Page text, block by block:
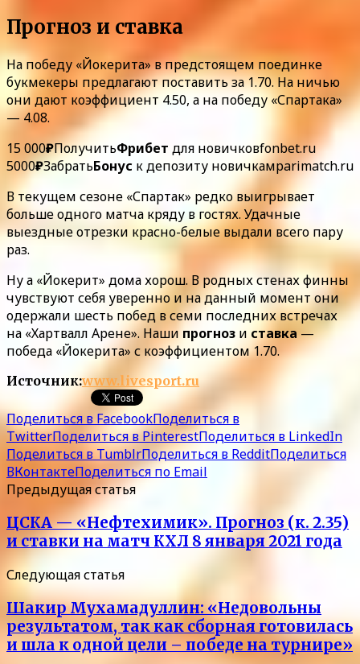
Прогноз и ставка
На победу «Йокерита» в предстоящем поединке
букмекеры предлагают поставить за 1.70. На ничью
они дают коэффициент 4.50, а на победу «Спартака»
— 4.08.
15 000₽ПолучитьФрибет для новичковfonbet.ru
5000₽ЗабратьБонус к депозиту новичкамparimatch.ru
В текущем сезоне «Спартак» редко выигрывает
больше одного матча кряду в гостях. Удачные
выездные отрезки красно-белые выдали всего пару
раз.
Ну а «Йокерит» дома хорош. В родных стенах финны
чувствуют себя уверенно и на данный момент они
одержали шесть побед в семи последних встречах
на «Хартвалл Арене». Наши прогноз и ставка —
победа «Йокерита» с коэффициентом 1.70.
Источник:www.livesport.ru
Поделиться в FacebookПоделиться в
TwitterПоделиться в PinterestПоделиться в LinkedIn
Поделиться в TumblrПоделиться в RedditПоделиться
ВКонтактеПоделиться по Email
Предыдущая статья
ЦСКА — «Нефтехимик». Прогноз (к. 2.35)
и ставки на матч КХЛ 8 января 2021 года
Следующая статья
Шакир Мухамадуллин: «Недовольны
результатом, так как сборная готовилась
и шла к одной цели – победе на турнире»